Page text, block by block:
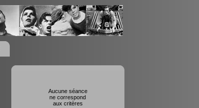
Aucune séance
ne correspond
aux critères